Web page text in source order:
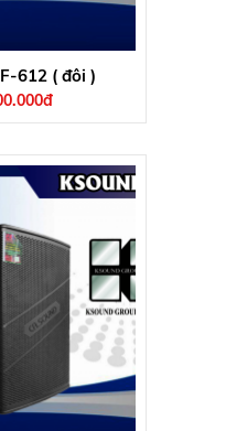
612 ( đôi )